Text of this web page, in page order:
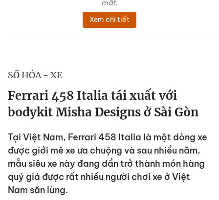
mắt.
Xem chi tiết
SỐ HÓA - XE
Ferrari 458 Italia tái xuất với
bodykit Misha Designs ở Sài Gòn
Tại Việt Nam, Ferrari 458 Italia là một dòng xe
được giới mê xe ưa chuộng và sau nhiều năm,
mẫu siêu xe này đang dần trở thành món hàng
quý giá được rất nhiều người chơi xe ở Việt
Nam săn lùng.